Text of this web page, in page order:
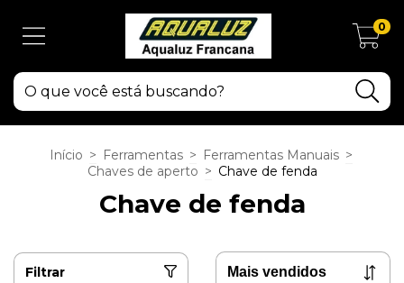
0
Início > Ferramentas > Ferramentas Manuais >
Chaves de aperto > Chave de fenda
Chave de fenda
Filtrar